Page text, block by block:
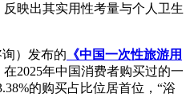
映出其实用性考量与个人卫生
）发布的 《中国一次性旅游用
在2025年中国消费者购买过的一
的购买占比位居首位，“浴